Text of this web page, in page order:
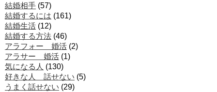
結婚相手 (57)
結婚するには (161)
結婚生活 (12)
結婚する方法 (46)
アラフォー 婚活 (2)
アラサー 婚活 (1)
気になる人 (130)
好きな人 話せない (5)
うまく話せない (29)